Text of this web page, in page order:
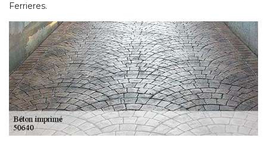
Ferrieres.